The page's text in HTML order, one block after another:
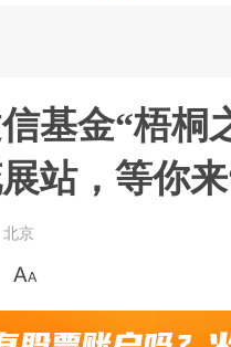
基金“梧桐
站，等你
北京